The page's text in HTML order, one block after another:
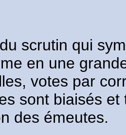
scrutin qui
en une
votes par
sont biaisés
des émeutes.